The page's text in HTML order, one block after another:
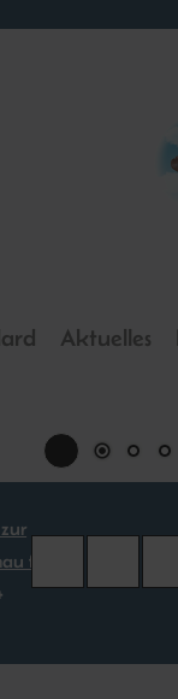
Aktuelles
für